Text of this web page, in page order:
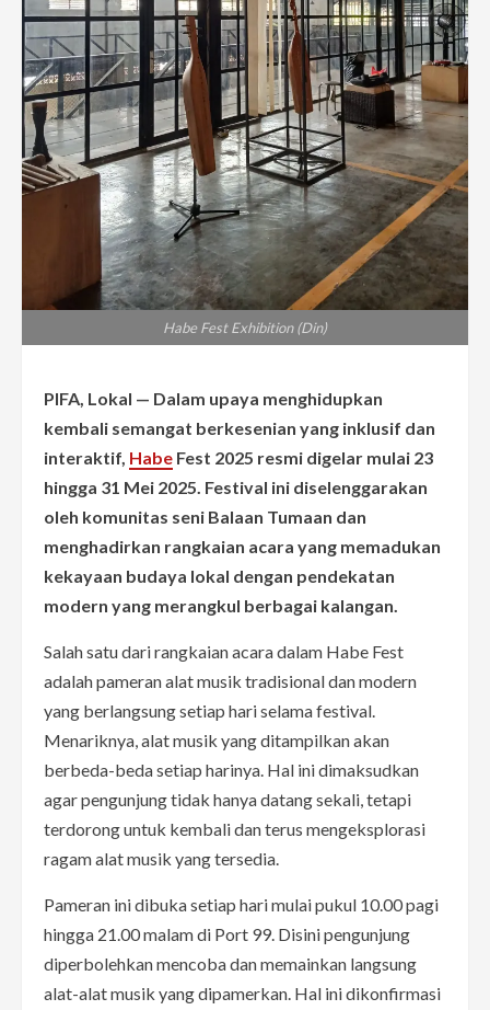
Habe Fest Exhibition (Din)
PIFA, Lokal — Dalam upaya menghidupkan
kembali semangat berkesenian yang inklusif dan
interaktif, Habe Fest 2025 resmi digelar mulai 23
hingga 31 Mei 2025. Festival ini diselenggarakan
oleh komunitas seni Balaan Tumaan dan
menghadirkan rangkaian acara yang memadukan
kekayaan budaya lokal dengan pendekatan
modern yang merangkul berbagai kalangan.
Salah satu dari rangkaian acara dalam Habe Fest
adalah pameran alat musik tradisional dan modern
yang berlangsung setiap hari selama festival.
Menariknya, alat musik yang ditampilkan akan
berbeda-beda setiap harinya. Hal ini dimaksudkan
agar pengunjung tidak hanya datang sekali, tetapi
terdorong untuk kembali dan terus mengeksplorasi
ragam alat musik yang tersedia.
Pameran ini dibuka setiap hari mulai pukul 10.00 pagi
hingga 21.00 malam di Port 99. Disini pengunjung
diperbolehkan mencoba dan memainkan langsung
alat-alat musik yang dipamerkan. Hal ini dikonfirmasi